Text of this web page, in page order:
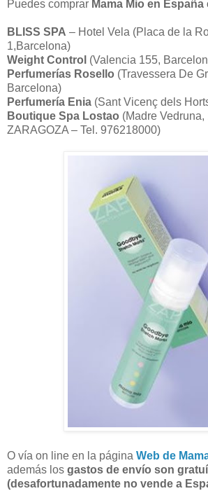
Puedes comprar Mama Mio en España
BLISS SPA – Hotel Vela (Placa de la
1,Barcelona)
Weight Control (Valencia 155,
Perfumerías Rosello (Travessera De
Barcelona)
Perfumería Enia (Sant Vicenç dels
Boutique Spa Lostao (Madre Vedruna,
ZARAGOZA – Tel. 976218000)
O vía on line en la página Web de
además los gastos de envío son
(desafortunadamente no vende a